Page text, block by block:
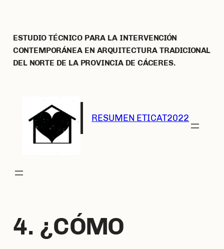
contenido
ESTUDIO TÉCNICO PARA LA INTERVENCIÓN
CONTEMPORÁNEA EN ARQUITECTURA TRADICIONAL
DEL NORTE DE LA PROVINCIA DE CÁCERES.
RESUMEN ETICAT2022
4. ¿CÓMO